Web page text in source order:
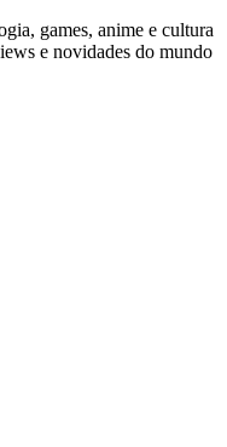
games, anime e cultura
e novidades do mundo